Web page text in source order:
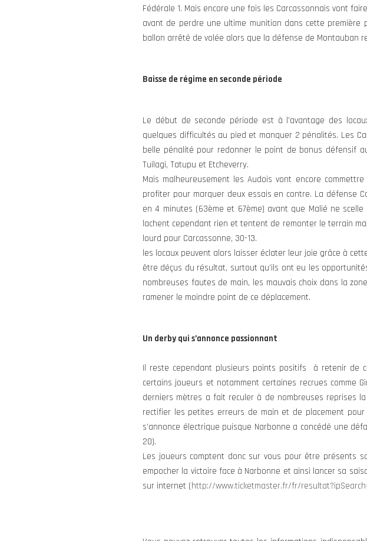
Fédérale 1. Mais encore une fois les Carcassonnais vont
avant de perdre une ultime munition dans cette première
ballon arrêté de volée alors que la défense de Montauban
Baisse de régime en seconde période
Le début de seconde période est à l’avantage des
quelques difficultés au pied et manquer 2 pénalités. Les
belle pénalité pour redonner le point de bonus défensif
Tuilagi, Tatupu et Etcheverry.
Mais malheureusement les Audois vont encore
profiter pour marquer deux essais en contre. La défense
en 4 minutes (63ème et 67ème) avant que Malié ne
lachent cependant rien et tentent de remonter le terrain
lourd pour Carcassonne, 30-13.
les locaux peuvent alors laisser éclater leur joie grâce à
être déçus du résultat, surtout qu’ils ont eu les
nombreuses fautes de main, les mauvais choix dans la
ramener le moindre point de ce déplacement.
Un derby qui s’annonce passionnant
Il reste cependant plusieurs points positifs à retenir de
certains joueurs et notamment certaines recrues comme
derniers mètres a fait reculer à de nombreuses reprises
rectifier les petites erreurs de main et de placement
s’annonce électrique puisque Narbonne a concédé une
20).
Les joueurs comptent donc sur vous pour être présents
empocher la victoire face à Narbonne et ainsi lancer sa
sur internet (http://www.ticketmaster.fr/fr/